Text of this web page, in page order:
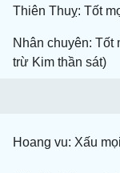
Thiên Thuỵ: Tốt
Nhân chuyên: Tốt
trừ Kim thần sát)
Hoang vu: Xấu